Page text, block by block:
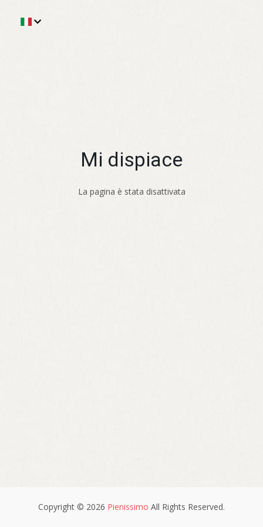
Mi dispiace
La pagina è stata disattivata
Copyright © 2026 Pienissimo All Rights Reserved.